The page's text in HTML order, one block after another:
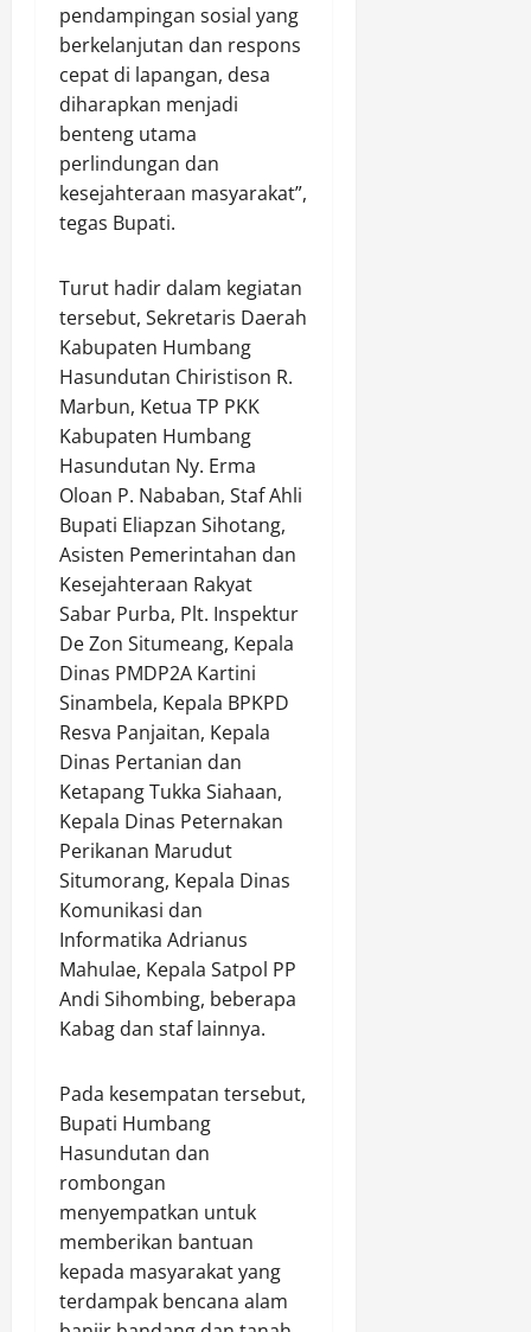
pendampingan sosial yang
berkelanjutan dan respons
cepat di lapangan, desa
diharapkan menjadi
benteng utama
perlindungan dan
kesejahteraan masyarakat”,
tegas Bupati.
Turut hadir dalam kegiatan
tersebut, Sekretaris Daerah
Kabupaten Humbang
Hasundutan Chiristison R.
Marbun, Ketua TP PKK
Kabupaten Humbang
Hasundutan Ny. Erma
Oloan P. Nababan, Staf Ahli
Bupati Eliapzan Sihotang,
Asisten Pemerintahan dan
Kesejahteraan Rakyat
Sabar Purba, Plt. Inspektur
De Zon Situmeang, Kepala
Dinas PMDP2A Kartini
Sinambela, Kepala BPKPD
Resva Panjaitan, Kepala
Dinas Pertanian dan
Ketapang Tukka Siahaan,
Kepala Dinas Peternakan
Perikanan Marudut
Situmorang, Kepala Dinas
Komunikasi dan
Informatika Adrianus
Mahulae, Kepala Satpol PP
Andi Sihombing, beberapa
Kabag dan staf lainnya.
Pada kesempatan tersebut,
Bupati Humbang
Hasundutan dan
rombongan
menyempatkan untuk
memberikan bantuan
kepada masyarakat yang
terdampak bencana alam